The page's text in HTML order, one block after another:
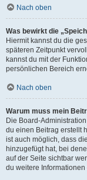
Nach oben
Was bewirkt die
Hiermit kannst du die
späteren Zeitpunkt
kannst du mit der
persönlichen Bereich
Nach oben
Warum muss mein
Die Board-
du einen Beitrag erstellt
ist auch möglich, dass
hinzugefügt hat, bei
auf der Seite sichtbar
du weitere